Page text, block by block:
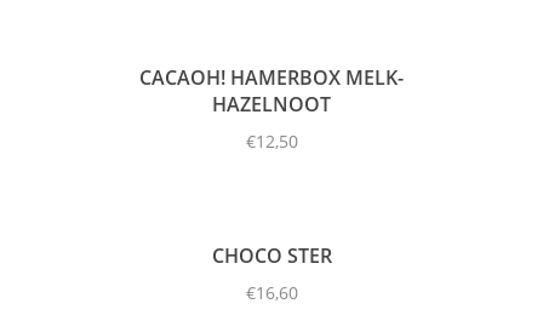
CACAOH! HAMERBOX MELK-
HAZELNOOT
€12,50
CHOCO STER
€16,60